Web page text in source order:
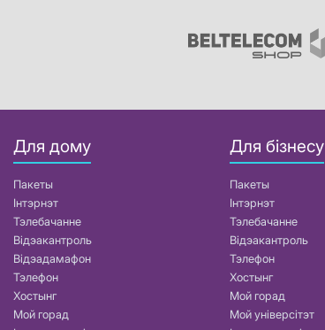
Для дому
Пакеты
Інтэрнэт
Тэлебачанне
Відэакантроль
Відэадамафон
Тэлефон
Хостынг
Мой горад
Для бізнесу
Пакеты
Інтэрнэт
Тэлебачанне
Відэакантроль
Тэлефон
Хостынг
Мой горад
Мой універсітэт